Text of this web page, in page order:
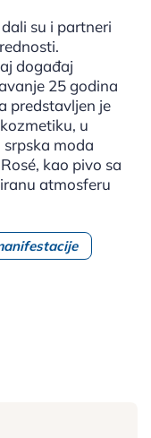
su i partneri
događaj
25 godina
predstavljen je
u
moda
kao pivo sa
atmosferu